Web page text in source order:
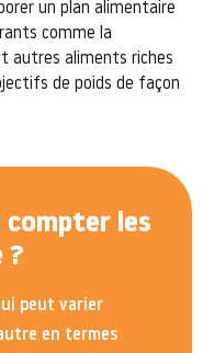
un plan alimentaire
comme la
autres aliments riches
de poids de façon
compter les
?
peut varier
en termes